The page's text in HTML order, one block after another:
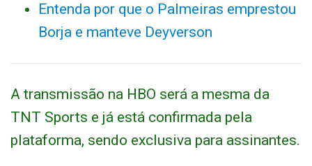
Entenda por que o Palmeiras emprestou
Borja e manteve Deyverson
A transmissão na HBO será a mesma da
TNT Sports e já está confirmada pela
plataforma, sendo exclusiva para assinantes.